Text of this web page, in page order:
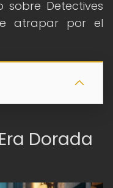
Detectives
atrapar por el
Dorada